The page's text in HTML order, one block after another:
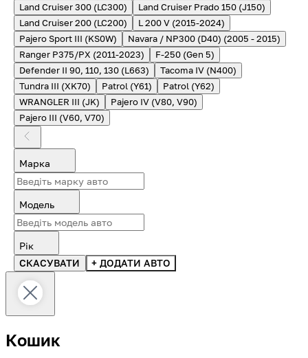
Land Cruiser 300 (LC300)
Land Cruiser Prado 150 (J150)
Land Cruiser 200 (LC200)
L 200 V (2015-2024)
Pajero Sport III (KS0W)
Navara / NP300 (D40) (2005 - 2015)
Ranger P375/PX (2011-2023)
F-250 (Gen 5)
Defender II 90, 110, 130 (L663)
Tacoma IV (N400)
Tundra III (XK70)
Patrol (Y61)
Patrol (Y62)
WRANGLER III (JK)
Pajero IV (V80, V90)
Pajero III (V60, V70)
Марка
Модель
Рік
СКАСУВАТИ
+ ДОДАТИ АВТО
Кошик